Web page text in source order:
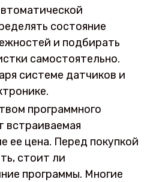
состояние
и подбирать
самостоятельно.
системе датчиков и
программного
встраиваемая
ее цена. Перед покупкой
стоит ли
программы. Многие